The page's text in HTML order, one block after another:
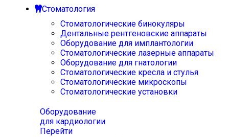
Стоматология
Стоматологические бинокуляры
Дентальные рентгеновские аппараты
Оборудование для имплантологии
Стоматологические лазерные аппараты
Оборудование для гнатологии
Стоматологические кресла и стулья
Стоматологические микроскопы
Стоматологические установки
Оборудование
для кардиологии
Перейти